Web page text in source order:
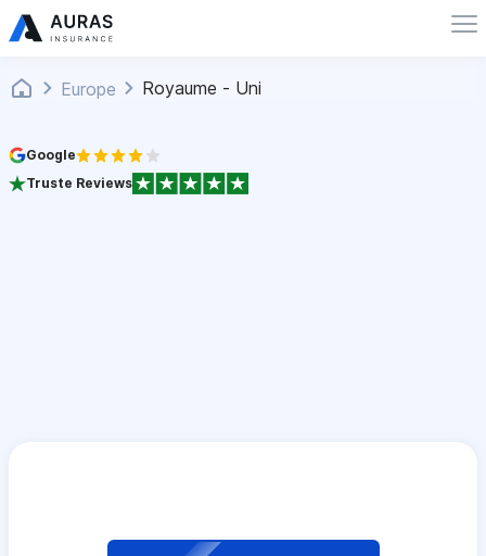
Europe Royaume - Uni
Google
Truste Reviews